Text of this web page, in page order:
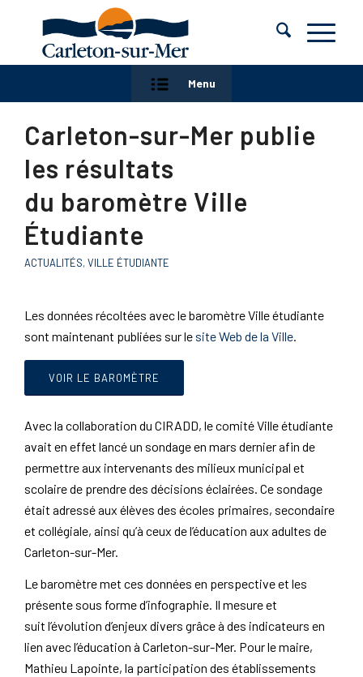
Menu
Carleton-sur-Mer publie
les résultats
du baromètre Ville
Étudiante
ACTUALITÉS, VILLE ÉTUDIANTE
Les données récoltées avec le baromètre Ville étudiante
sont maintenant publiées sur le site Web de la Ville
VOIR LE BAROMÈTRE
Avec la collaboration du CIRADD, le comité Ville étudiante
avait en effet lancé un sondage en mars dernier afin de
permettre aux intervenants des milieux municipal et
scolaire de prendre des décisions éclairées. Ce sondage
était adressé aux élèves des écoles primaires, secondaire
et collégiale, ainsi qu’à ceux de l’éducation aux adultes de
Carleton-sur-Mer.
Le baromètre met ces données en perspective et les
présente sous forme d’infographie. Il mesure et
suit l’évolution d’enjeux divers grâce à des indicateurs en
lien avec l’éducation à Carleton-sur-Mer. Pour le maire,
Mathieu Lapointe, la participation des établissements